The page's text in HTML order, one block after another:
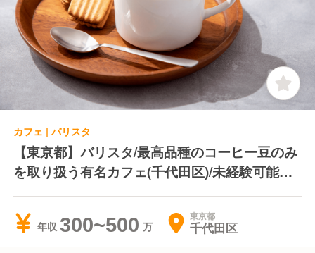
カフェ | バリスタ
【東京都】バリスタ/最高品種のコーヒー豆のみ
を取り扱う有名カフェ(千代田区)/未経験可能＊
月8〜9日休み＊コーヒー好きの方は是非！
年収 300~500 東京都
千代田区